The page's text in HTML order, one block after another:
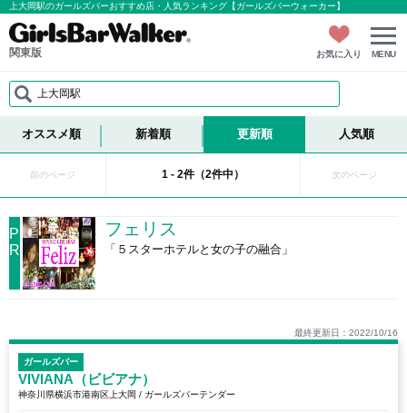
上大岡駅のガールズバーおすすめ店・人気ランキング【ガールズバーウォーカー】
関東版 お気に入り MENU
上大岡駅
オススメ順 新着順 更新順 人気順
前のページ 1 - 2件（2件中） 次のページ
P
R
フェリス
「５スターホテルと女の子の融合」
最終更新日：2022/10/16
ガールズバー
VIVIANA（ビビアナ）
神奈川県横浜市港南区上大岡 / ガールズバーテンダー